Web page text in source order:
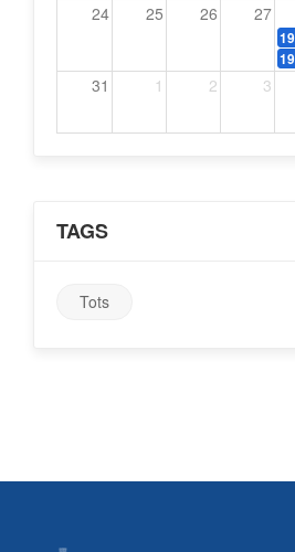
24 25 26 27
19
19
31 1 2 3
TAGS
Tots